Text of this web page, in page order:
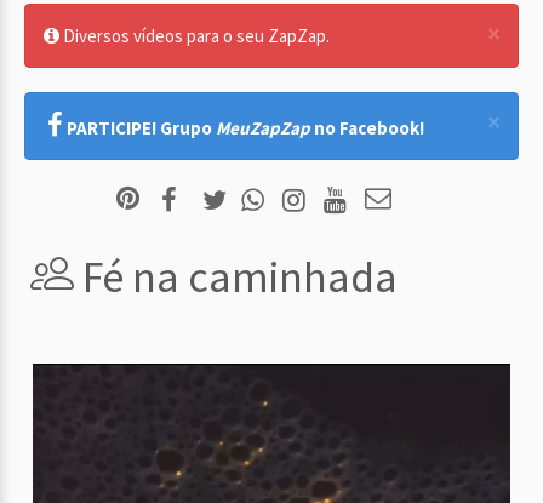
×
Diversos vídeos para o seu ZapZap.
×
PARTICIPE! Grupo MeuZapZap no Facebook!
Fé na caminhada